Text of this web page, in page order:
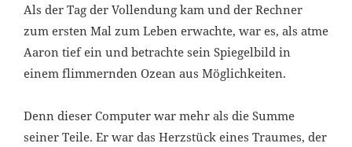
Als der Tag der Vollendung kam und der Rechner
zum ersten Mal zum Leben erwachte, war es, als atme
Aaron tief ein und betrachte sein Spiegelbild in
einem flimmernden Ozean aus Möglichkeiten.
Denn dieser Computer war mehr als die Summe
seiner Teile. Er war das Herzstück eines Traumes, der